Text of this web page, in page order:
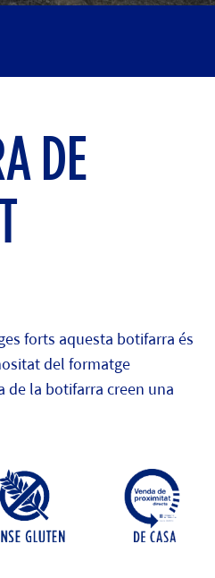
DE
forts aquesta botifarra és
del formatge
de la botifarra creen una